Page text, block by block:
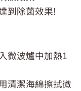
到除菌效果!
微波爐中加熱1
清潔海綿擦拭微